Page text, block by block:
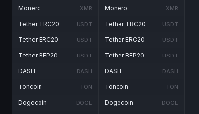
Monero XMR
Tether TRC20 USDT
Tether ERC20 USDT
Tether BEP20 USDT
DASH DASH
Toncoin TON
Dogecoin DOGE
Monero XMR
Tether TRC20 USDT
Tether ERC20 USDT
Tether BEP20 USDT
DASH DASH
Toncoin TON
Dogecoin DOGE